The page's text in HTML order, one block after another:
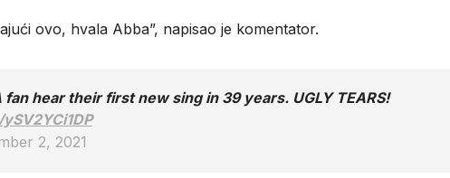
ovo, hvala Abba”, napisao je komentator.
hear their first new sing in 39 years. UGLY TEARS!
2, 2021